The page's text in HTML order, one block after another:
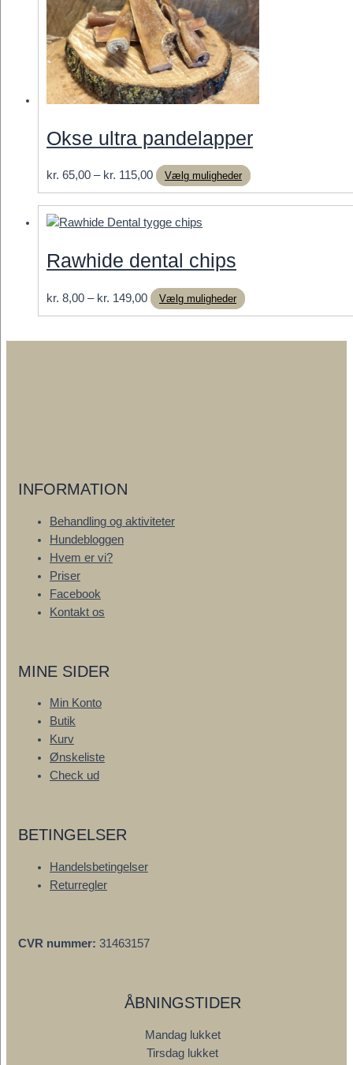
Okse ultra pandelapper
kr. 65,00 – kr. 115,00Prisinterval:
kr. 65,00
kr. 115,00
Vælg muligheder
Dette
vare
på
varesiden
Rawhide dental chips
kr. 8,00 – kr. 149,00Prisinterval:
kr. 8,00
Vælg muligheder
Dette
vare
INFORMATION
Behandling og aktiviteter
Hundebloggen
Hvem er vi?
Priser
Facebook
Kontakt os
MINE SIDER
Min Konto
Butik
Kurv
Ønskeliste
Check ud
BETINGELSER
Handelsbetingelser
Returregler
CVR nummer: 31463157
ÅBNINGSTIDER
Mandag lukket
Tirsdag lukket